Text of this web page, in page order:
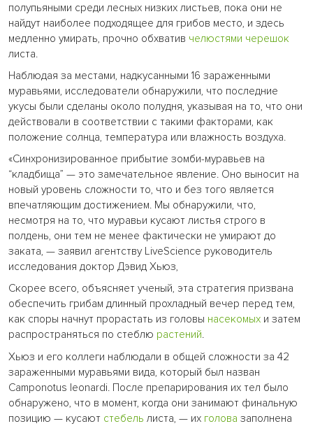
полупьяными среди лесных низких листьев, пока они не
найдут наиболее подходящее для грибов место, и здесь
медленно умирать, прочно обхватив челюстями черешок
листа.
Наблюдая за местами, надкусанными 16 зараженными
муравьями, исследователи обнаружили, что последние
укусы были сделаны около полудня, указывая на то, что они
действовали в соответствии с такими факторами, как
положение солнца, температура или влажность воздуха.
«Синхронизированное прибытие зомби-муравьев на
“кладбища” — это замечательное явление. Оно выносит на
новый уровень сложности то, что и без того является
впечатляющим достижением. Мы обнаружили, что,
несмотря на то, что муравьи кусают листья строго в
полдень, они тем не менее фактически не умирают до
заката, — заявил агентству LiveScience руководитель
исследования доктор Дэвид Хьюз,
Скорее всего, объясняет ученый, эта стратегия призвана
обеспечить грибам длинный прохладный вечер перед тем,
как споры начнут прорастать из головы насекомых и затем
распространяться по стеблю растений.
Хьюз и его коллеги наблюдали в общей сложности за 42
зараженными муравьями вида, который был назван
Camponotus leonardi. После препарирования их тел было
обнаружено, что в момент, когда они занимают финальную
позицию — кусают стебель листа, — их голова заполнена